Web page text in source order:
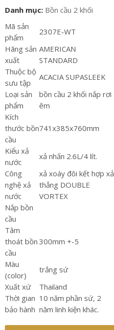
Danh mục: Bồn cầu 2 khối
Mã sản
phẩm
2307E-WT
Hãng sản
xuất
AMERICAN
STANDARD
Thuộc bộ
sưu tập
ACACIA SUPASLEEK
Loại sản
phẩm
bồn cầu 2 khối nắp rơi
êm
Kích
thước bồn
cầu
741x385x760mm
Kiểu xả
nước
xả nhấn 2.6L/4 lít.
Công
nghệ xả
nước
xả xoáy đôi kết hợp xả
thẳng DOUBLE
VORTEX
Nắp bồn
cầu
Tâm
thoát bồn
cầu
300mm +-5
Màu
(color)
trắng sứ
Xuất xứ
Thailand
Thời gian
bảo hành
10 năm phần sứ, 2
năm linh kiện khác.